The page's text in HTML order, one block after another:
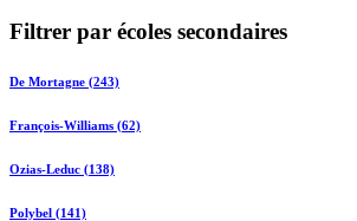
Filtrer par écoles secondaires
De Mortagne (243)
François-Williams (62)
Ozias-Leduc (138)
Polybel (141)